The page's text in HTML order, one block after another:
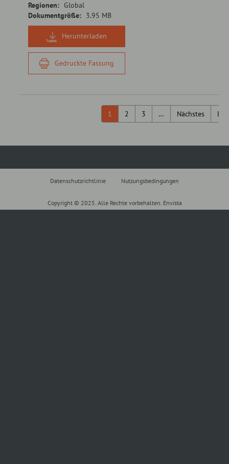
Regionen: Global
Dokumentgröße: 3.95 MB
Herunterladen
Gedruckte Fassung
1 2 3 … Nächstes
Datenschutzrichtlinie Nutzungsbedingungen
Copyright © 2025. Alle Rechte vorbehalten. Envista